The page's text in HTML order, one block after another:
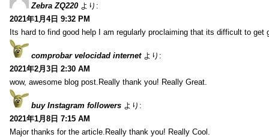
Zebra ZQ220 より:
2021年1月4日 9:32 PM
Its hard to find good help I am regularly proclaiming that its difficult to get
comprobar velocidad internet より:
2021年2月3日 2:30 AM
wow, awesome blog post.Really thank you! Really Great.
buy Instagram followers より:
2021年1月8日 7:15 AM
Major thanks for the article.Really thank you! Really Cool.